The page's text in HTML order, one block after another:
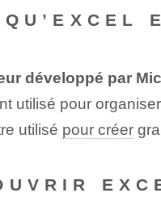
développé par
utilisé pour
utilisé pour créer